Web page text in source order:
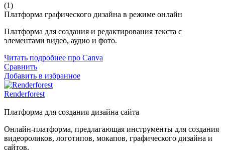
(1)
Платформа графического дизайна в режиме онлайн
Платформа для создания и редактирования текста с
элементами видео, аудио и фото.
Читать подробнее про Canva
Сравнить
Добавить в избранное
Renderforest
Платформа для создания дизайна сайта
Онлайн-платформа, предлагающая инструменты для создания
видеороликов, логотипов, мокапов, графического дизайна и
сайтов.